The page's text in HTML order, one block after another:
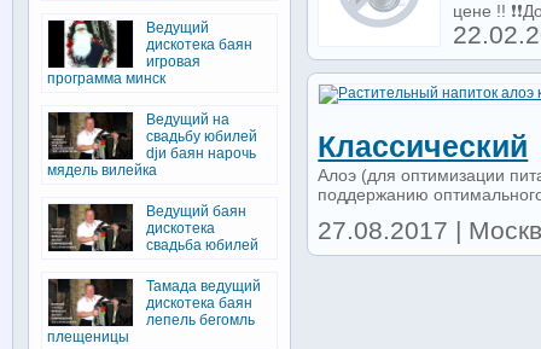
цене !!
Классический
Алоэ (для оптимизации
поддержанию
27.08.2017 |
Ведущий
дискотека баян
игровая
программа минск
Ведущий на
свадьбу юбилей
djи баян нарочь
мядель вилейка
Ведущий баян
дискотека
свадьба юбилей
Тамада ведущий
дискотека баян
лепель бегомль
плещеницы